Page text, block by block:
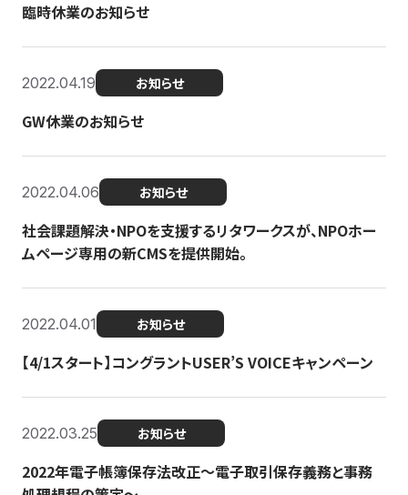
臨時休業のお知らせ
2022.04.19 お知らせ
GW休業のお知らせ
2022.04.06 お知らせ
社会課題解決・NPOを支援するリタワークスが、NPOホー
ムページ専用の新CMSを提供開始。
2022.04.01 お知らせ
【4/1スタート】コングラントUSER’S VOICEキャンペーン
2022.03.25 お知らせ
2022年電子帳簿保存法改正～電子取引保存義務と事務